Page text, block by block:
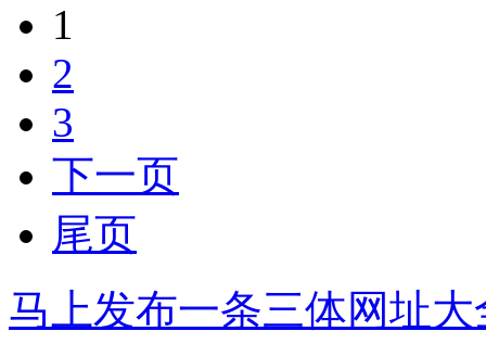
1
2
3
下一页
尾页
马上发布一条三体网址